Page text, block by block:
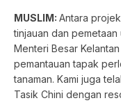
MUSLIM: Antara
tinjauan dan
Menteri Besar
pemantauan tapak
tanaman. Kami juga
Tasik Chini dengan